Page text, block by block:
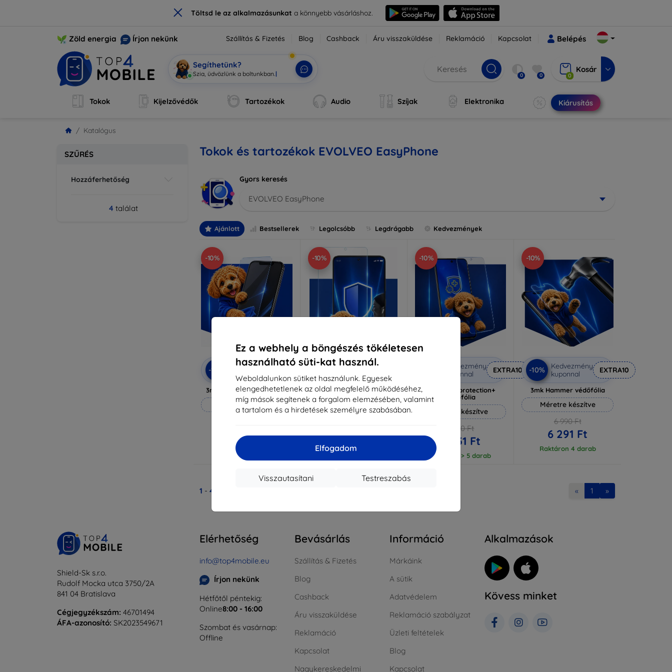
× Töltsd le az alkalmazásunkata könnyebb vásárláshoz.
Ez a webhely a böngészés tökéletesen
használható süti-kat használ.
Weboldalunkon sütiket használunk. Egyesek
elengedhetetlenek az oldal megfelelő működéséhez,
míg mások segítenek a forgalom elemzésében, valamint
a tartalom és a hirdetések személyre szabásában.
Elfogadom
Testreszabás
Visszautasítani
Zöld energia Írjon nekünk Szállítás & Fizetés Blog Cashback Áru visszaküldése Reklamáció Kapcsolat Belépés
Segíthetünk?
Szia, üdvözlünk a boltunkban | 0 0 0
Kosár
Tokok Kijelzővédők Tartozékok Audio Szíjak Elektronika Kiárusítás
Katalógus
SZŰRÉS
Hozzáferhetőség
4 találat
Tokok és tartozékok EVOLVEO EasyPhone
Gyors keresés
EVOLVEO EasyPhone
Ajánlott Bestsellerek Legolcsóbb Legdrágabb Kedvezmények
-10%
-10%
Kedvezmény
kuponnal
3mk Anti-Shock védőüveg
Méretre készítve
5 301 Ft
Raktáron > 5 darab
-10%
Kedvezmény
kuponnal
3mk Pure Matt védőüveg
Méretre készítve
3 951 Ft
Raktáron > 5 darab
-10%
Kedvezmény
kuponnal
EXTRA10
3mk Silverprotection+
védőfólia
Méretre készítve
6 590 Ft
5 931 Ft
Raktáron > 5 darab
-10%
-10%
Kedvezmény
kuponnal
EXTRA10
3mk Hammer védőfólia
Méretre készítve
6 990 Ft
6 291 Ft
Raktáron 4 darab
1 - 4 « 1 »
Shield-Sk s.r.o.
Rudolf Mocka utca 3750/2A
841 04 Bratislava
Cégjegyzékszám: 46701494
ÁFA-azonosító: SK2023549671
Elérhetőség
info@top4mobile.eu
Írjon nekünk
Hétfőtől péntekig:
Online8:00 - 16:00
Szombat és vasárnap:
Offline
Bevásárlás
Szállítás & Fizetés
Blog
Cashback
Áru visszaküldése
Reklamáció
Kapcsolat
Nagykereskedelmi
Információ
Márkáink
A sütik
Adatvédelem
Reklamáció szabályzat
Üzleti feltételek
Blog
Kapcsolat
Alkalmazások
Kövess minket